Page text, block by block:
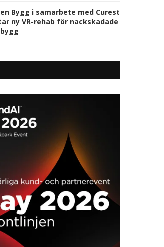
Bygg i samarbete med Curest
ny VR-rehab för nackskadade